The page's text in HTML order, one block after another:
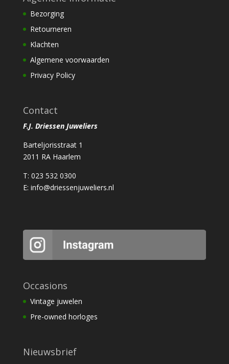
Bezorging
Retourneren
Klachten
Algemene voorwaarden
Privacy Policy
Contact
F.J. Driessen Juweliers
Barteljorisstraat 1
2011 RA Haarlem
T: 023 532 0300
E: info@driessenjuweliers.nl
Occasions
Vintage juwelen
Pre-owned horloges
Nieuwsbrief